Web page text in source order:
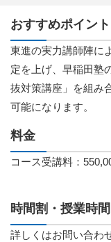
おすすめポイント
東進の実力講師陣に
定を上げ、早稲田塾
抜対策講座」を組み
可能になります。
料金
コース受講料：
時間割・授業時間
詳しくはお問い合わ